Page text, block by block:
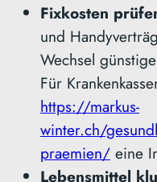
Fixkosten
und
Wechsel
Für
https://markus-
winter.ch/
praemien/ eine
Lebensmittel